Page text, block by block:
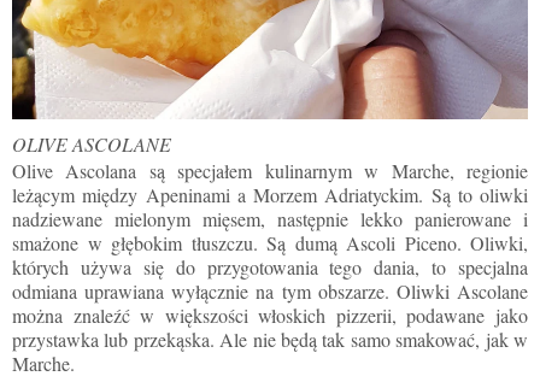
OLIVE ASCOLANE
Olive Ascolana są specjałem kulinarnym w Marche, regionie
leżącym między Apeninami a Morzem Adriatyckim. Są to oliwki
nadziewane mielonym mięsem, następnie lekko panierowane i
smażone w głębokim tłuszczu. Są dumą Ascoli Piceno. Oliwki,
których używa się do przygotowania tego dania, to specjalna
odmiana uprawiana wyłącznie na tym obszarze. Oliwki Ascolane
można znaleźć w większości włoskich pizzerii, podawane jako
przystawka lub przekąska. Ale nie będą tak samo smakować, jak w
Marche.